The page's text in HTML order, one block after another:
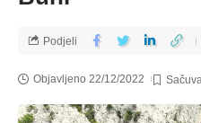
Objavljeno 22/12/2022
Podjeli